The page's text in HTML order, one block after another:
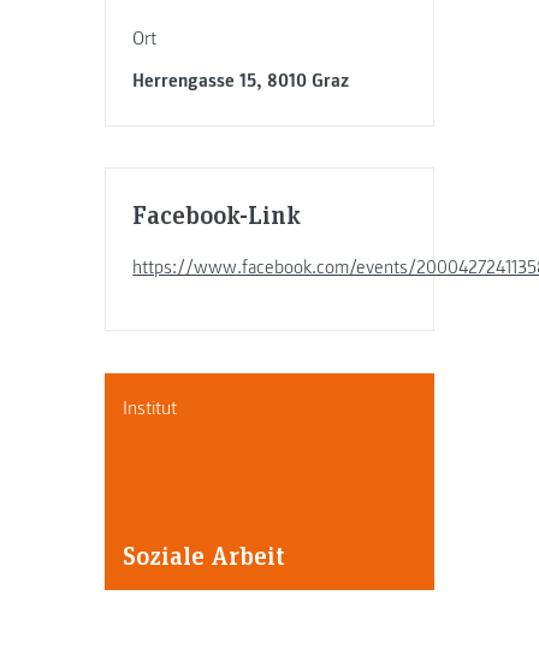
Ort
Herrengasse 15, 8010 Graz
Facebook-Link
https://www.facebook.com/events/
Institut
Soziale Arbeit